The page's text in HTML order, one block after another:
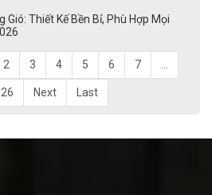
Thiết Kế Bền Bỉ, Phù Hợp Mọi
2 3 4 5 6 7
26 Next Last